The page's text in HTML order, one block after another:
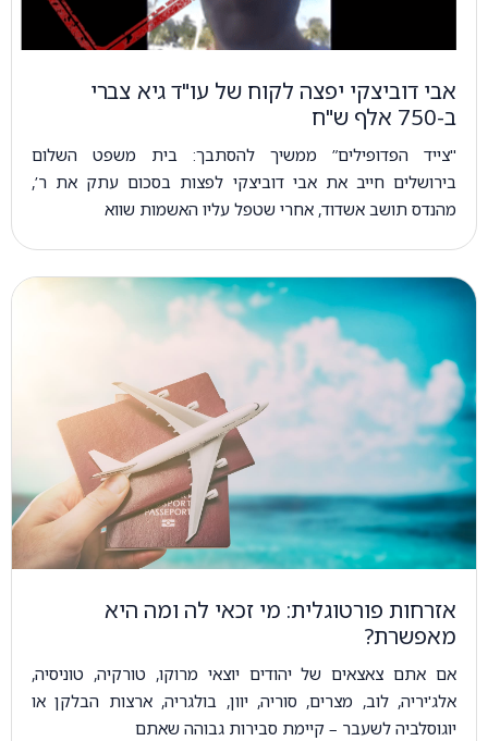
אבי דוביצקי יפצה לקוח של עו"ד גיא צברי
ב-750 אלף ש"ח
"צייד הפדופילים” ממשיך להסתבך: בית משפט השלום
בירושלים חייב את אבי דוביצקי לפצות בסכום עתק את ר’,
מהנדס תושב אשדוד, אחרי שטפל עליו האשמות שווא
אזרחות פורטוגלית: מי זכאי לה ומה היא
מאפשרת?
אם אתם צאצאים של יהודים יוצאי מרוקו, טורקיה, טוניסיה,
אלג'יריה, לוב, מצרים, סוריה, יוון, בולגריה, ארצות הבלקן או
יוגוסלביה לשעבר – קיימת סבירות גבוהה שאתם